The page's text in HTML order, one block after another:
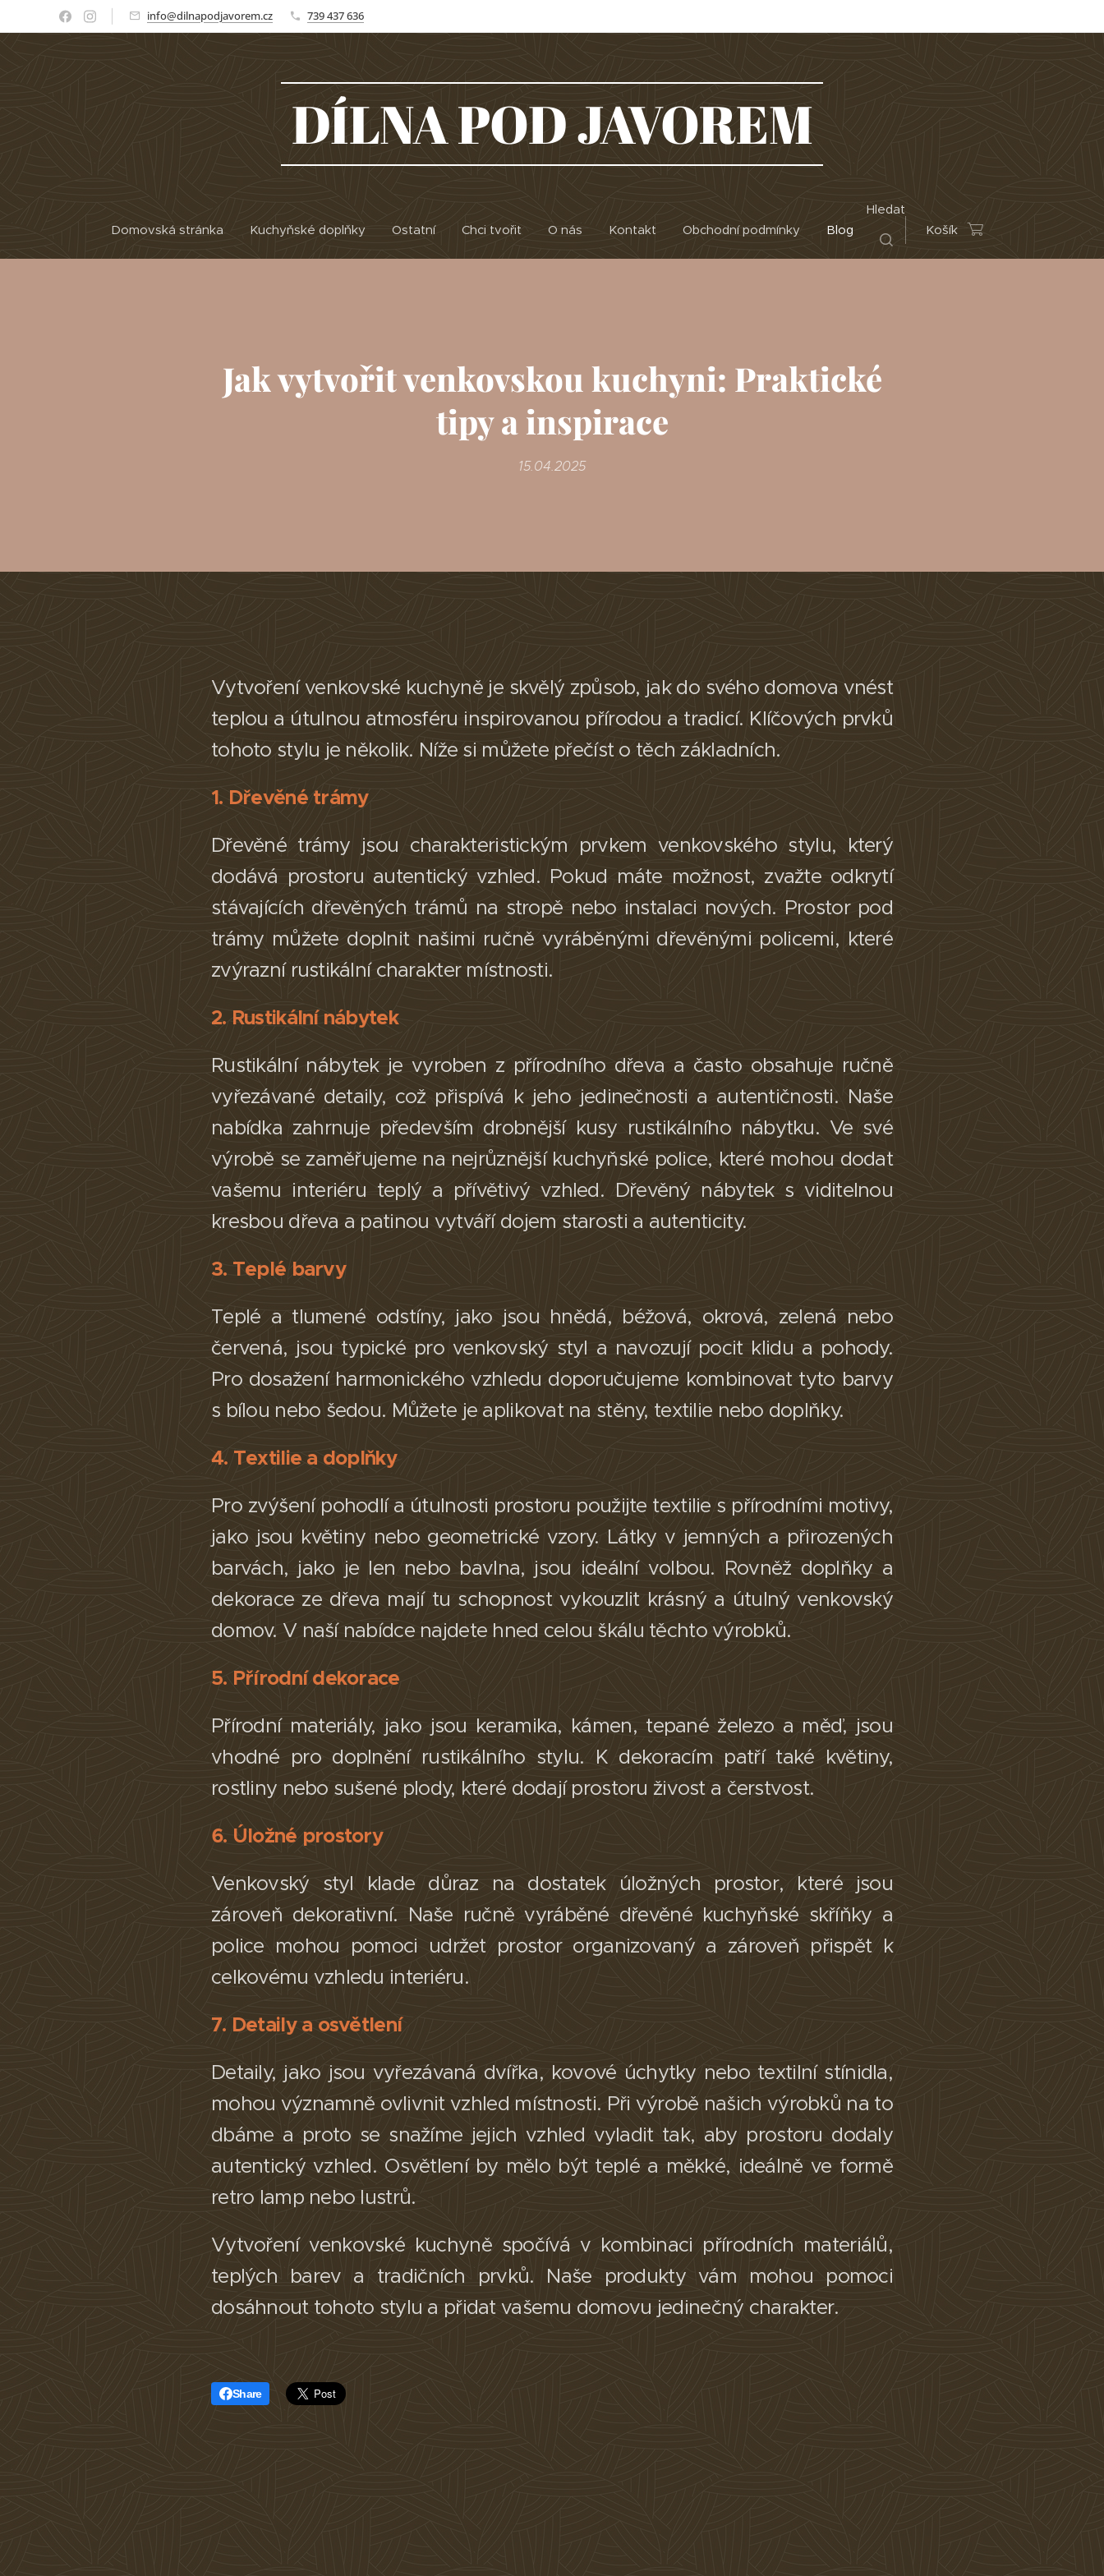
info@dilnapodjavorem.cz 739 437 636
DÍLNA POD JAVOREM
Domovská stránka Kuchyňské doplňky Ostatní Chci tvořit O nás Kontakt Obchodní podmínky Blog
Hledat
Košík
Jak vytvořit venkovskou kuchyni: Praktické
tipy a inspirace
15.04.2025
Vytvoření venkovské kuchyně je skvělý způsob, jak do svého domova vnést
teplou a útulnou atmosféru inspirovanou přírodou a tradicí. Klíčových prvků
tohoto stylu je několik. Níže si můžete přečíst o těch základních.
1. Dřevěné trámy
Dřevěné trámy jsou charakteristickým prvkem venkovského stylu, který
dodává prostoru autentický vzhled. Pokud máte možnost, zvažte odkrytí
stávajících dřevěných trámů na stropě nebo instalaci nových. Prostor pod
trámy můžete doplnit našimi ručně vyráběnými dřevěnými policemi, které
zvýrazní rustikální charakter místnosti.​
2. Rustikální nábytek
Rustikální nábytek je vyroben z přírodního dřeva a často obsahuje ručně
vyřezávané detaily, což přispívá k jeho jedinečnosti a autentičnosti. Naše
nabídka zahrnuje především drobnější kusy rustikálního nábytku. Ve své
výrobě se zaměřujeme na nejrůznější kuchyňské police, které mohou dodat
vašemu interiéru teplý a přívětivý vzhled. Dřevěný nábytek s viditelnou
kresbou dřeva a patinou vytváří dojem starosti a autenticity. ​
3. Teplé barvy
Teplé a tlumené odstíny, jako jsou hnědá, béžová, okrová, zelená nebo
červená, jsou typické pro venkovský styl a navozují pocit klidu a pohody.
Pro dosažení harmonického vzhledu doporučujeme kombinovat tyto barvy
s bílou nebo šedou. Můžete je aplikovat na stěny, textilie nebo doplňky. ​
4. Textilie a doplňky
Pro zvýšení pohodlí a útulnosti prostoru použijte textilie s přírodními motivy,
jako jsou květiny nebo geometrické vzory. Látky v jemných a přirozených
barvách, jako je len nebo bavlna, jsou ideální volbou. Rovněž doplňky a
dekorace ze dřeva mají tu schopnost vykouzlit krásný a útulný venkovský
domov. V naší nabídce najdete hned celou škálu těchto výrobků.
5. Přírodní dekorace
Přírodní materiály, jako jsou keramika, kámen, tepané železo a měď, jsou
vhodné pro doplnění rustikálního stylu. K dekoracím patří také květiny,
rostliny nebo sušené plody, které dodají prostoru živost a čerstvost.
6. Úložné prostory
Venkovský styl klade důraz na dostatek úložných prostor, které jsou
zároveň dekorativní. Naše ručně vyráběné dřevěné kuchyňské skříňky a
police mohou pomoci udržet prostor organizovaný a zároveň přispět k
celkovému vzhledu interiéru.​
7. Detaily a osvětlení
Detaily, jako jsou vyřezávaná dvířka, kovové úchytky nebo textilní stínidla,
mohou významně ovlivnit vzhled místnosti. Při výrobě našich výrobků na to
dbáme a proto se snažíme jejich vzhled vyladit tak, aby prostoru dodaly
autentický vzhled. Osvětlení by mělo být teplé a měkké, ideálně ve formě
retro lamp nebo lustrů.​
Vytvoření venkovské kuchyně spočívá v kombinaci přírodních materiálů,
teplých barev a tradičních prvků. Naše produkty vám mohou pomoci
dosáhnout tohoto stylu a přidat vašemu domovu jedinečný charakter.
Share